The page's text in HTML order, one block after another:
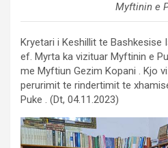
Myftinin e
Kryetari i Keshillit te Bashkesise
ef. Myrta ka vizituar Myftinin e
me Myftiun Gezim Kopani . Kjo
perurimit te rindertimit te
Puke . (Dt, 04.11.2023)